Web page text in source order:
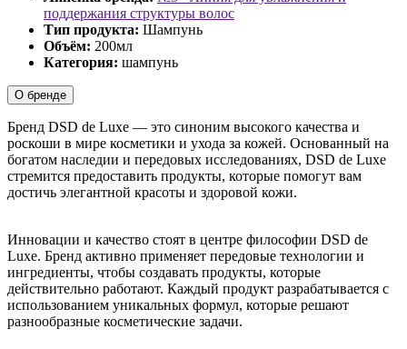
поддержания структуры волос
Тип продукта: Шампунь
Объём: 200мл
Категория: шампунь
О бренде
Бренд DSD de Luxe — это синоним высокого качества и
роскоши в мире косметики и ухода за кожей. Основанный на
богатом наследии и передовых исследованиях, DSD de Luxe
стремится предоставить продукты, которые помогут вам
достичь элегантной красоты и здоровой кожи.
Инновации и качество стоят в центре философии DSD de
Luxe. Бренд активно применяет передовые технологии и
ингредиенты, чтобы создавать продукты, которые
действительно работают. Каждый продукт разрабатывается с
использованием уникальных формул, которые решают
разнообразные косметические задачи.